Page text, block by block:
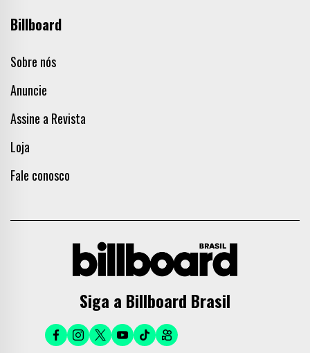
Billboard
Sobre nós
Anuncie
Assine a Revista
Loja
Fale conosco
Siga a Billboard Brasil